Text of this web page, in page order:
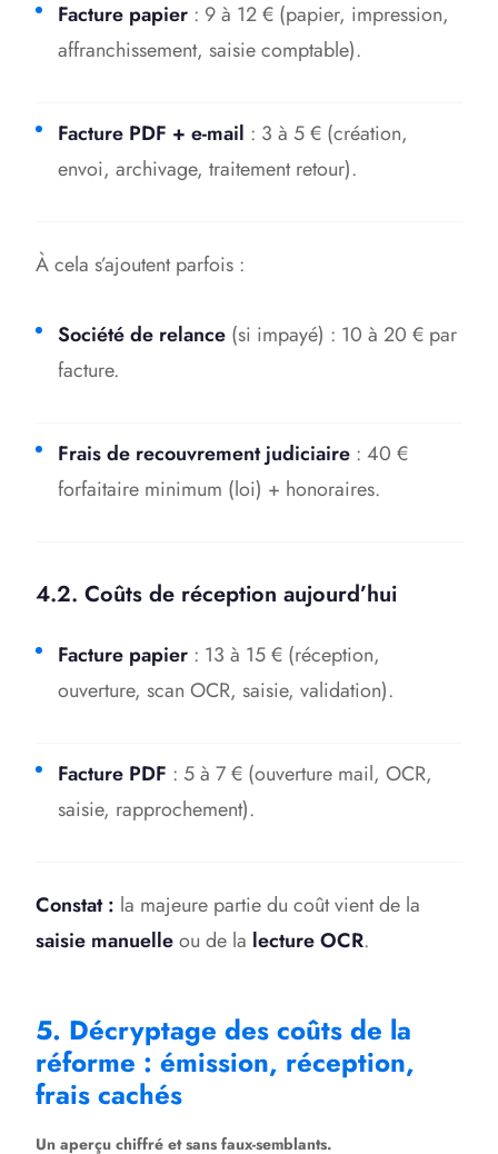
Facture papier : 9 à 12 € (papier, impression,
affranchissement, saisie comptable).
Facture PDF + e-mail : 3 à 5 € (création,
envoi, archivage, traitement retour).
À cela s’ajoutent parfois :
Société de relance (si impayé) : 10 à 20 € par
facture.
Frais de recouvrement judiciaire : 40 €
forfaitaire minimum (loi) + honoraires.
4.2. Coûts de réception aujourd’hui
Facture papier : 13 à 15 € (réception,
ouverture, scan OCR, saisie, validation).
Facture PDF : 5 à 7 € (ouverture mail, OCR,
saisie, rapprochement).
Constat : la majeure partie du coût vient de la
saisie manuelleou de la lecture OCR.
5. Décryptage des coûts de la
réforme : émission, réception,
frais cachés
Un aperçu chiffré et sans faux-semblants.